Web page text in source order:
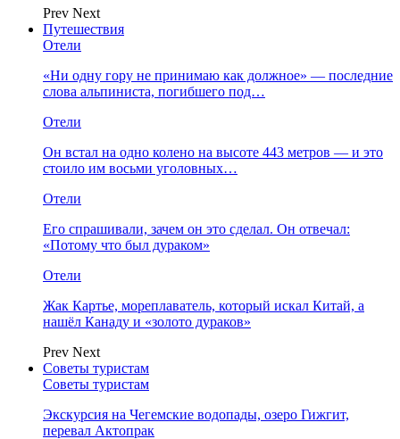
Prev Next
Путешествия
Отели
«Ни одну гору не принимаю как должное» — последние
слова альпиниста, погибшего под…
Отели
Он встал на одно колено на высоте 443 метров — и это
стоило им восьми уголовных…
Отели
Его спрашивали, зачем он это сделал. Он отвечал:
«Потому что был дураком»
Отели
Жак Картье, мореплаватель, который искал Китай, а
нашёл Канаду и «золото дураков»
Prev Next
Советы туристам
Советы туристам
Экскурсия на Чегемские водопады, озеро Гижгит,
перевал Актопрак